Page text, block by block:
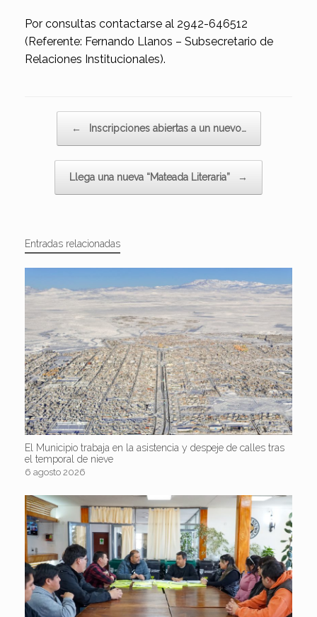
Por consultas contactarse al 2942-646512
(Referente: Fernando Llanos – Subsecretario de
Relaciones Institucionales).
← Inscripciones abiertas a un nuevo…
Llega una nueva “Mateada Literaria” →
Entradas relacionadas
El Municipio trabaja en la asistencia y despeje de calles tras
el temporal de nieve
6 agosto 2026